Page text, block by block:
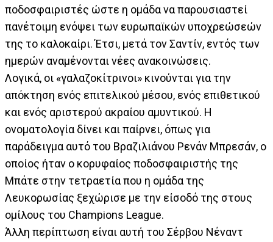
ποδοσφαιριστές ώστε η ομάδα να παρουσιαστεί
πανέτοιμη ενόψει των ευρωπαϊκών υποχρεώσεών
της το καλοκαίρι. Έτσι, μετά τον Σαντίν, εντός των
ημερών αναμένονται νέες ανακοινώσεις.
Λογικά, οι «γαλαζοκίτρινοι» κινούνται για την
απόκτηση ενός επιτελικού μέσου, ενός επιθετικού
και ενός αριστερού ακραίου αμυντικού. Η
ονοματολογία δίνει και παίρνει, όπως για
παράδειγμα αυτό του Βραζιλιάνου Ρενάν Μπρεσάν, ο
οποίος ήταν ο κορυφαίος ποδοσφαιριστής της
Μπάτε στην τετραετία που η ομάδα της
Λευκορωσίας ξεχώρισε με την είσοδό της στους
ομίλους του Champions League.
Άλλη περίπτωση είναι αυτή του Σέρβου Νέναντ